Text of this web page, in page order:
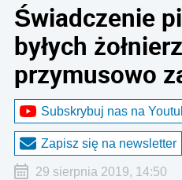
Świadczenie
byłych
przymusowo
Subskrybuj nas na
Zapisz się na newsletter
29 sierpnia 2019, 14:50